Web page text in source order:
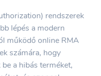
rendszerek
lépés a modern
működő online RMA
számára, hogy
a hibás terméket,